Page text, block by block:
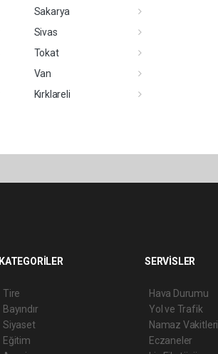
Sakarya
Sivas
Tokat
Van
Kırklareli
KATEGORİLER
Tire
Bayındır
Siyaset
Eğitim
SERVİSLER
Hava Durumu
Yol ve Trafik
Namaz Vakitleri
Eczaneler